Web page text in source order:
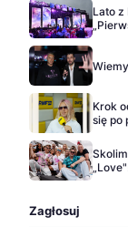
Lato
Krok
się po
Zagłosuj